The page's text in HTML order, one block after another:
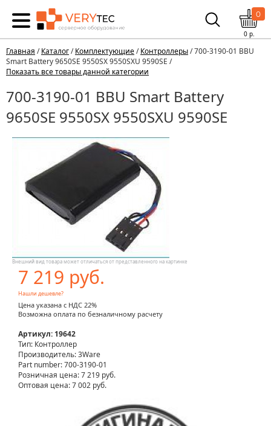
0
0р.
Главная /Каталог/Комплектующие/Контроллеры/ 700-3190-01 BBU
Smart Battery 9650SE 9550SX 9550SXU 9590SE /
Показать все товары данной категории
700-3190-01 BBU Smart Battery
9650SE 9550SX 9550SXU 9590SE
Внешний вид товара может отличаться от представленного на картинке
7 219 руб.
Нашли дешевле?
Цена указана с НДС 22%
Возможна оплата по безналичному расчету
Артикул: 19642
Тип: Контроллер
Производитель: 3Ware
Part number: 700-3190-01
Розничная цена:7 219 руб.
Оптовая цена: 7 002 руб.